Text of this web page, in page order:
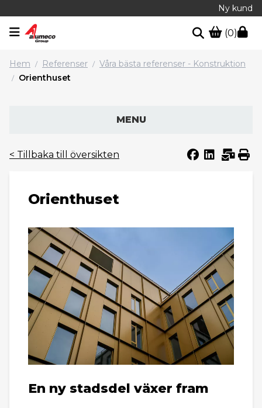
Ny kund
(0)
Hem / Referenser / Våra bästa referenser - Konstruktion
/ Orienthuset
MENU
< Tillbaka till översikten
Orienthuset
En ny stadsdel växer fram